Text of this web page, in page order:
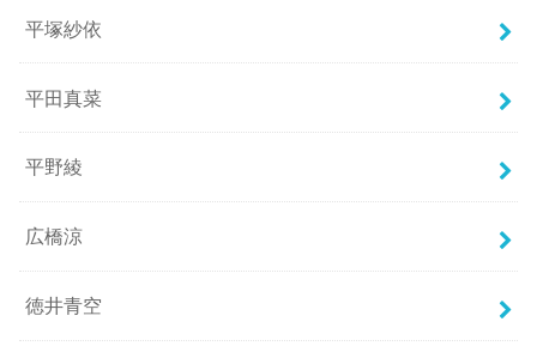
平塚紗依
平田真菜
平野綾
広橋涼
徳井青空